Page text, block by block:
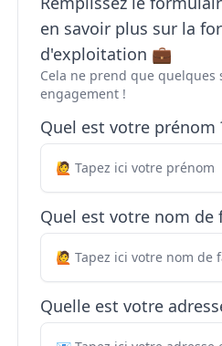
en savoir plus sur la
d'exploitation 💼
Cela ne prend que quelques
engagement !
Quel est votre prénom
Quel est votre nom de
Quelle est votre